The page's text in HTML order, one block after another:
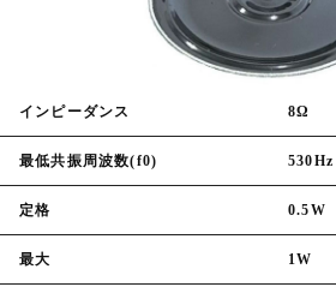
インピーダンス 8Ω
最低共振周波数(f0) 530Hz
定格 0.5W
最大 1W